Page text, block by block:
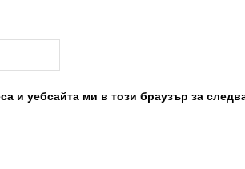
и уебсайта ми в този браузър за